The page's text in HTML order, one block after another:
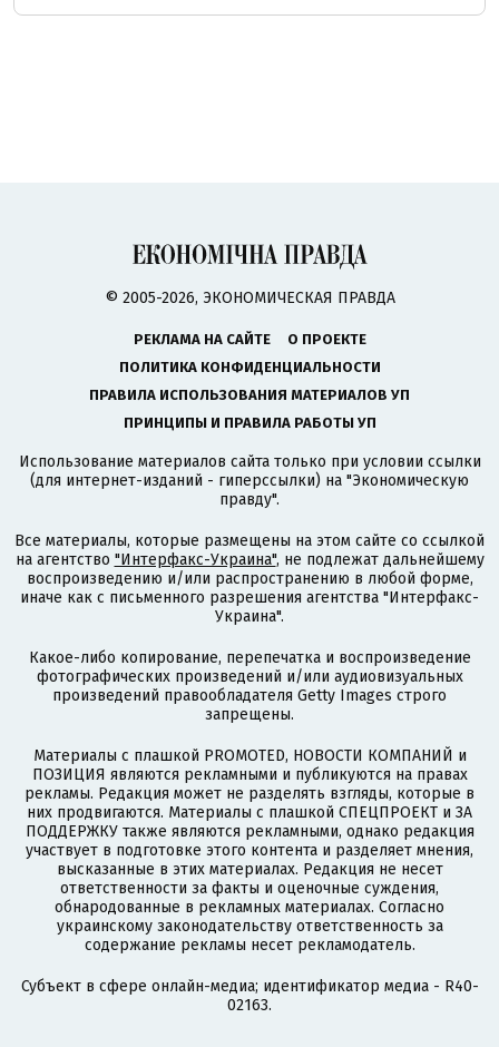
© 2005-2026, ЭКОНОМИЧЕСКАЯ ПРАВДА
РЕКЛАМА НА САЙТЕ
О ПРОЕКТЕ
ПОЛИТИКА КОНФИДЕНЦИАЛЬНОСТИ
ПРАВИЛА ИСПОЛЬЗОВАНИЯ МАТЕРИАЛОВ УП
ПРИНЦИПЫ И ПРАВИЛА РАБОТЫ УП
Использование материалов сайта только при условии ссылки
(для интернет-изданий - гиперссылки) на "Экономическую
правду".
Все материалы, которые размещены на этом сайте со ссылкой
на агентство "Интерфакс-Украина", не подлежат дальнейшему
воспроизведению и/или распространению в любой форме,
иначе как с письменного разрешения агентства "Интерфакс-
Украина".
Какое-либо копирование, перепечатка и воспроизведение
фотографических произведений и/или аудиовизуальных
произведений правообладателя Getty Images строго
запрещены.
Материалы с плашкой PROMOTED, НОВОСТИ КОМПАНИЙ и
ПОЗИЦИЯ являются рекламными и публикуются на правах
рекламы. Редакция может не разделять взгляды, которые в
них продвигаются. Материалы с плашкой СПЕЦПРОЕКТ и ЗА
ПОДДЕРЖКУ также являются рекламными, однако редакция
участвует в подготовке этого контента и разделяет мнения,
высказанные в этих материалах. Редакция не несет
ответственности за факты и оценочные суждения,
обнародованные в рекламных материалах. Согласно
украинскому законодательству ответственность за
содержание рекламы несет рекламодатель.
Субъект в сфере онлайн-медиа; идентификатор медиа - R40-
02163.